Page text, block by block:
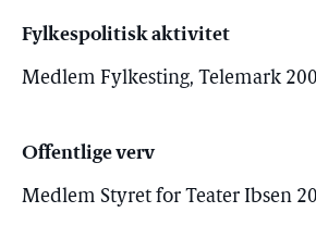
Fylkespolitisk aktivitet
Medlem Fylkesting, Telemark
Offentlige verv
Medlem Styret for Teater Ibsen